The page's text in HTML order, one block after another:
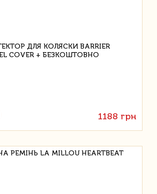
1188 грн
РЕМІНЬ LA MILLOU HEARTBEAT